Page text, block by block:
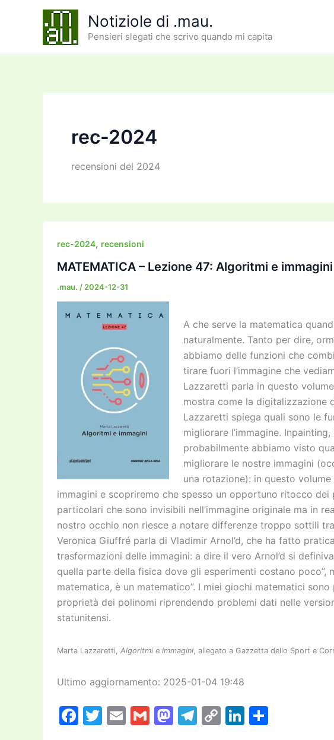
Notiziole di .mau.
Pensieri slegati che scrivo quando mi capita
rec-2024
recensioni del 2024
rec-2024, recensioni
MATEMATICA – Lezione 47: Algoritmi e immagini
.mau. / 2024-12-31
A che serve la matematica
naturalmente. Tanto per dire,
abbiamo delle funzioni che
tirare fuori l’immagine che
Lazzaretti parla in questo
mostra come la digitalizzazione
Lazzaretti spiega quali sono le
migliorare l’immagine.
probabilmente abbiamo visto
migliorare le nostre immagini
una rotazione): in questo
immagini e scopriremo che spesso un opportuno ritocco
particolari che sono invisibili nell’immagine originale ma in
nostro occhio non riesce a notare differenze troppo sottili
Veronica Giuffré parla di Vladimir Arnol’d, che ha fatto
trasformazioni delle immagini: a dire il vero Arnol’d si
quella parte della fisica dove gli esperimenti costano poco”,
matematica, è un matematico”. I miei giochi matematici
proprietà dei polinomi riprendendo problemi dati nelle
statunitensi.
Marta Lazzaretti, Algoritmi e immagini, allegato a Gazzetta dello Sport e
Ultimo aggiornamento: 2025-01-04 19:48
F
T
E
G
M T
C
Li